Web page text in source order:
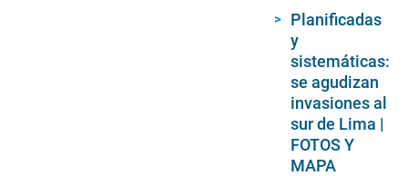
Planificadas
y
sistemáticas:
se agudizan
invasiones al
sur de Lima |
FOTOS Y
MAPA